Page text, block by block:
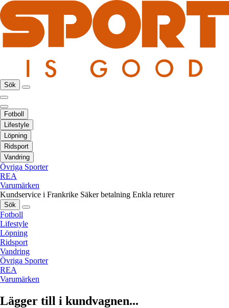
Sök
Fotboll
Lifestyle
Löpning
Ridsport
Vandring
Övriga Sporter
REA
Varumärken
Kundservice i Frankrike Säker betalning Enkla returer
Sök
Fotboll
Lifestyle
Löpning
Ridsport
Vandring
Övriga Sporter
REA
Varumärken
Lägger till i kundvagnen...